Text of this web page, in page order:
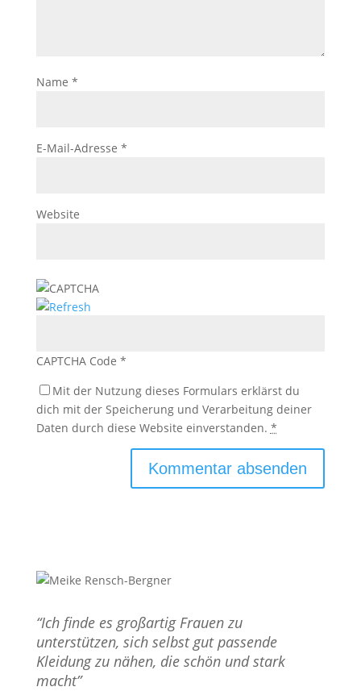
Name *
E-Mail-Adresse *
Website
CAPTCHA Code *
Mit der Nutzung dieses Formulars erklärst du
dich mit der Speicherung und Verarbeitung deiner
Daten durch diese Website einverstanden. *
“Ich finde es großartig Frauen zu
unterstützen, sich selbst gut passende
Kleidung zu nähen, die schön und stark
macht”